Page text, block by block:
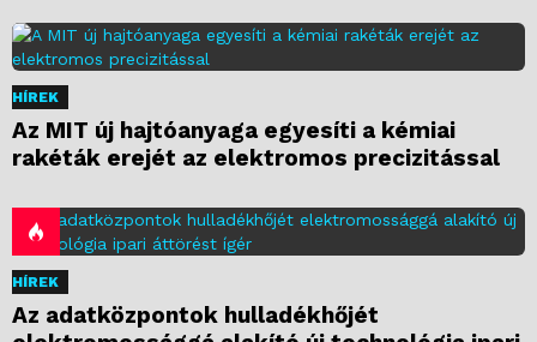
HÍREK
Az MIT új hajtóanyaga egyesíti a kémiai
rakéták erejét az elektromos precizitással
HÍREK
Az adatközpontok hulladékhőjét